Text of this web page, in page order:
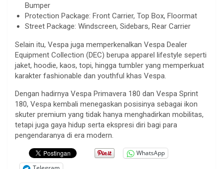
Bumper
Protection Package: Front Carrier, Top Box, Floormat
Street Package: Windscreen, Sidebars, Rear Carrier
Selain itu, Vespa juga memperkenalkan Vespa Dealer
Equipment Collection (DEC) berupa apparel lifestyle seperti
jaket, hoodie, kaos, topi, hingga tumbler yang memperkuat
karakter fashionable dan youthful khas Vespa.
Dengan hadirnya Vespa Primavera 180 dan Vespa Sprint
180, Vespa kembali menegaskan posisinya sebagai ikon
skuter premium yang tidak hanya menghadirkan mobilitas,
tetapi juga gaya hidup serta ekspresi diri bagi para
pengendaranya di era modern.
WhatsApp